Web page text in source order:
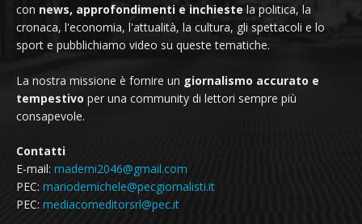
con news, approfondimenti e inchieste la politica, la
cronaca, l'economia, l'attualità, la cultura, gli spettacoli e lo
sport e pubblichiamo video su queste tematiche.
La nostra missione è fornire un giornalismo accurato e
tempestivo per una community di lettori sempre più
consapevole.
Contatti
E-mail: mademi2046@gmail.com
PEC: mariodemichele@pecgiornalisti.it
PEC: mediacomeditorsrl@pec.it